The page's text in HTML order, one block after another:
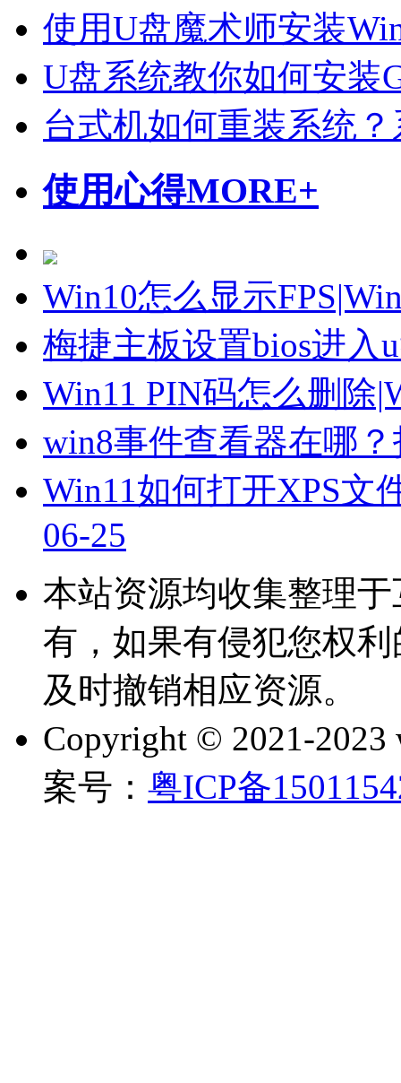
使用U盘魔术师安装
U盘系统教你如何安装
台式机如何重装系统
使用心得MORE+
Win10怎么显示
梅捷主板设置bios进入
Win11 PIN码怎么删除
win8事件查看器在哪
Win11如何打开XPS文
06-25
本站资源均收集整理
有，如果有侵犯您权
及时撤销相应资源。
Copyright © 2021-2023
案号： 粤ICP备